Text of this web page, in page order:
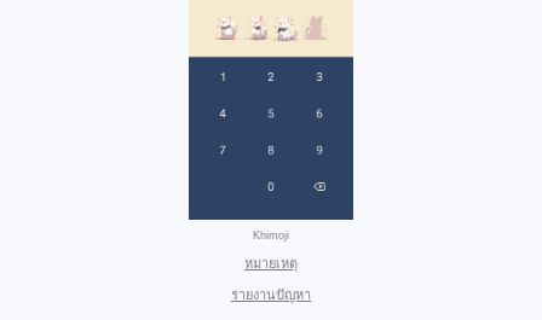
Khimoji
หมายเหตุ
รายงานปัญหา